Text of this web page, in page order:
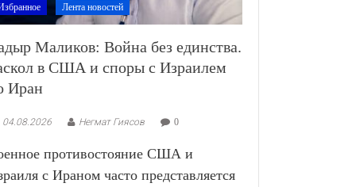
Лента новостей
Маликов: Война без единства.
в США и споры с Израилем
Иран
04.08.2026 Негмат Гиясов 0
противостояние США и
с Ираном часто представляется